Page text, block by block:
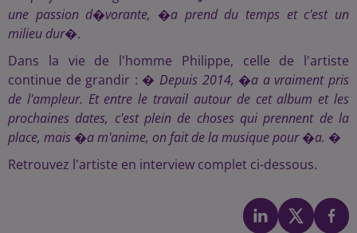
une passion d�vorante, �a prend du temps et c'est un
milieu dur�.
Dans la vie de l'homme Philippe, celle de l'artiste
continue de grandir : � Depuis 2014, �a a vraiment pris
de l'ampleur. Et entre le travail autour de cet album et les
prochaines dates, c'est plein de choses qui prennent de la
place, mais �a m'anime, on fait de la musique pour �a. �
Retrouvez l'artiste en interview complet ci-dessous.